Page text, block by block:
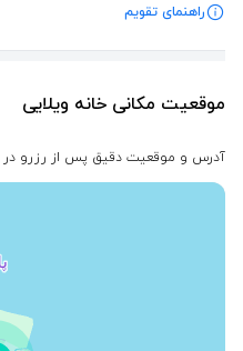
راهنمای تقویم
موقعیت مکانی خانه ویلایی
آدرس و موقعیت دقیق پس از رزرو در